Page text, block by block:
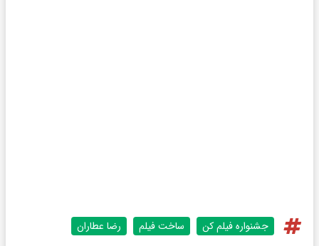
جشنواره فیلم کن ساخت فیلم رضا عطاران